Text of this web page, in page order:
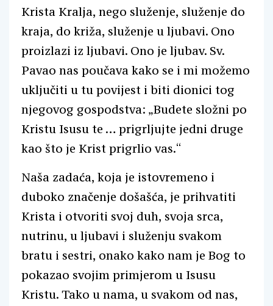
Krista Kralja, nego služenje, služenje do
kraja, do križa, služenje u ljubavi. Ono
proizlazi iz ljubavi. Ono je ljubav. Sv.
Pavao nas poučava kako se i mi možemo
uključiti u tu povijest i biti dionici tog
njegovog gospodstva: „Budete složni po
Kristu Isusu te … prigrljujte jedni druge
kao što je Krist prigrlio vas.“
Naša zadaća, koja je istovremeno i
duboko značenje došašća, je prihvatiti
Krista i otvoriti svoj duh, svoja srca,
nutrinu, u ljubavi i služenju svakom
bratu i sestri, onako kako nam je Bog to
pokazao svojim primjerom u Isusu
Kristu. Tako u nama, u svakom od nas,